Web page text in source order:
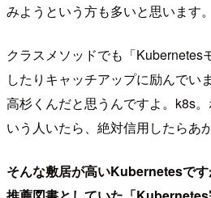
みようという方も多いと思います。
クラスメソッドでも「Kubernetes
したりキャッチアップに励んでい
高杉くんだと思うんですよ。k8s
いう人いたら、絶対信用したらあか
そんな敷居が高いKubernetesで